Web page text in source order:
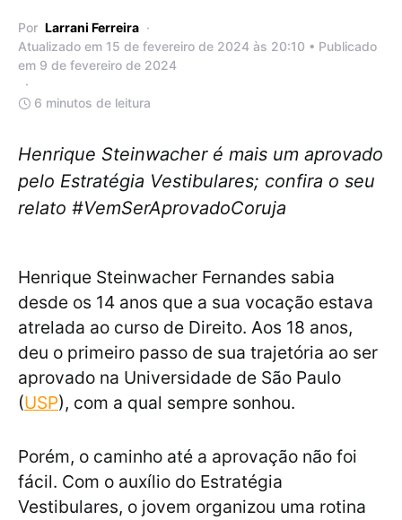
Por Larrani Ferreira
Atualizado em 15 de fevereiro de 2024 às 20:10 • Publicado
em 9 de fevereiro de 2024
6 minutos de leitura
Henrique Steinwacher é mais um aprovado
pelo Estratégia Vestibulares; confira o seu
relato #VemSerAprovadoCoruja
Henrique Steinwacher Fernandes sabia
desde os 14 anos que a sua vocação estava
atrelada ao curso de Direito. Aos 18 anos,
deu o primeiro passo de sua trajetória ao ser
aprovado na Universidade de São Paulo
(USP), com a qual sempre sonhou.
Porém, o caminho até a aprovação não foi
fácil. Com o auxílio do Estratégia
Vestibulares, o jovem organizou uma rotina